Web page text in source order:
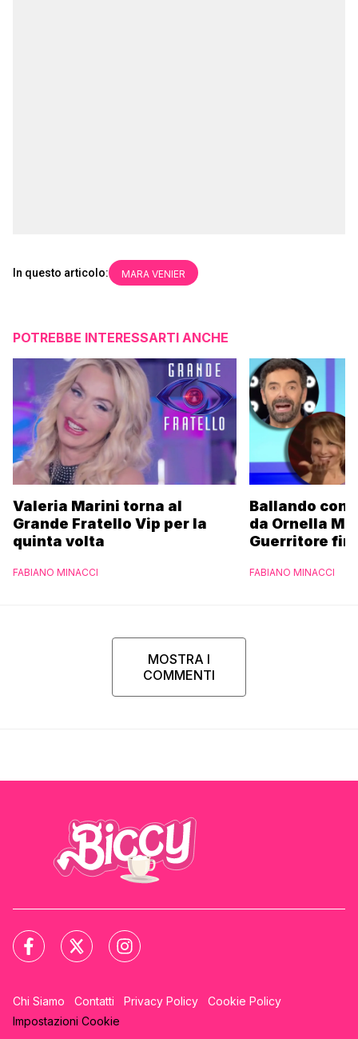
In questo articolo: MARA VENIER
POTREBBE INTERESSARTI ANCHE
Valeria Marini torna al
Grande Fratello Vip per la
quinta volta
FABIANO MINACCI
Ballando con
da Ornella
Guerritore
l’esclusiva di
FABIANO MINACCI
MOSTRA I
COMMENTI
Chi Siamo Contatti Privacy Policy
Cookie Policy
Impostazioni Cookie